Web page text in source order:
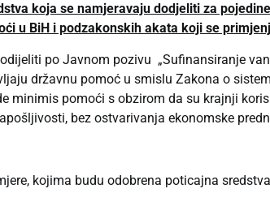
koja se namjeravaju dodjeliti za
u BiH i podzakonskih akata koji se
po Javnom pozivu „Sufinansiranje
državnu pomoć u smislu Zakona o
minimis pomoći s obzirom da su krajnji
bez ostvarivanja ekonomske
kojima budu odobrena poticajna